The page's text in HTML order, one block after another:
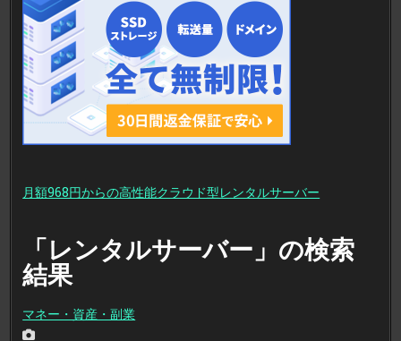
月額968円からの高性能クラウド型レンタルサーバー
「レンタルサーバー」の検索
結果
マネー・資産・副業